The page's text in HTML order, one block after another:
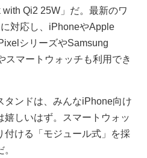
with Qi2 25W」だ。最新のワ
対応し、iPhoneやApple
シリーズやSamsung
スマートウォッチも利用でき
ンドは、みんなiPhone向け
嬉しいはず。スマートウォッ
付ける「モジュール式」を採